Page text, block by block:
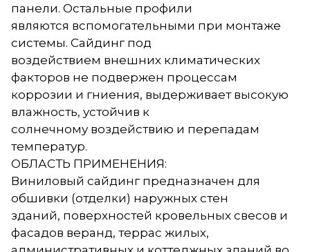
панели. Остальные профили
являются вспомогательными при монтаже
системы. Сайдинг под
воздействием внешних климатических
факторов не подвержен процессам
коррозии и гниения, выдерживает высокую
влажность, устойчив к
солнечному воздействию и перепадам
температур.
ОБЛАСТЬ ПРИМЕНЕНИЯ:
Виниловый сайдинг предназначен для
обшивки (отделки) наружных стен
зданий, поверхностей кровельных свесов и
фасадов веранд, террас жилых,